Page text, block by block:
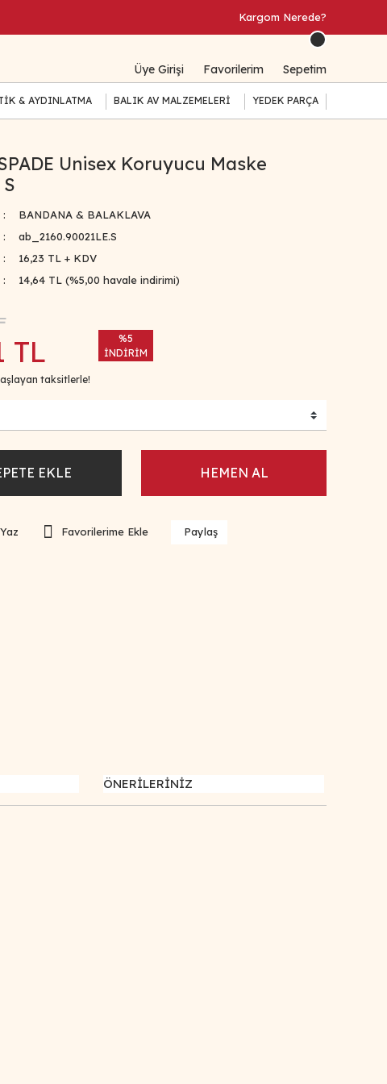
Kargom Nerede?
Üye Girişi Favorilerim Sepetim
& AYDINLATMA BALIK AV MALZEMELERİ YEDEK PARÇA
Unisex Koruyucu Maske
BANDANA & BALAKLAVA
ab_2160.90021LE.S
16,23 TL + KDV
14,64 TL (%5,00 havale indirimi)
TL
taksitlerle!
%5
İNDİRİM
EKLE HEMEN AL
Paylaş
ÖNERİLERİNİZ